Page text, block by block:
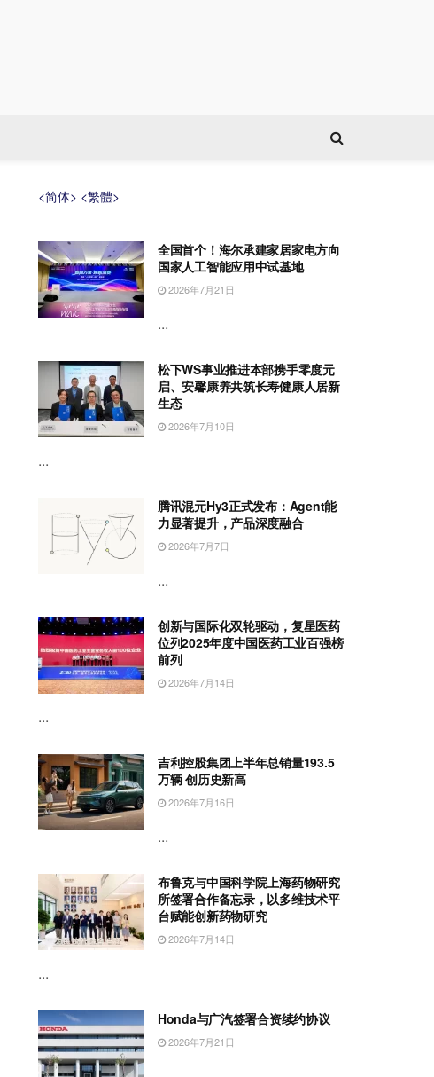
<简体> <繁體>
全国首个！海尔承建家居家电方向
国家人工智能应用中试基地
2026年7月21日
...
松下WS事业推进本部携手零度元
启、安馨康养共筑长寿健康人居新
生态
2026年7月10日
...
腾讯混元Hy3正式发布：Agent能
力显著提升，产品深度融合
2026年7月7日
...
创新与国际化双轮驱动，复星医药
位列2025年度中国医药工业百强榜
前列
2026年7月14日
...
吉利控股集团上半年总销量193.5
万辆 创历史新高
2026年7月16日
...
布鲁克与中国科学院上海药物研究
所签署合作备忘录，以多维技术平
台赋能创新药物研究
2026年7月14日
...
Honda与广汽签署合资续约协议
2026年7月21日